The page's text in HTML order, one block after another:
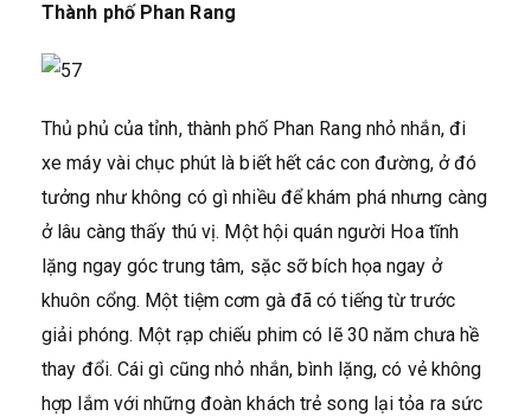
Thành phố Phan Rang
Thủ phủ của tỉnh, thành phố Phan Rang nhỏ nhắn, đi
xe máy vài chục phút là biết hết các con đường, ở đó
tưởng như không có gì nhiều để khám phá nhưng càng
ở lâu càng thấy thú vị. Một hội quán người Hoa tĩnh
lặng ngay góc trung tâm, sặc sỡ bích họa ngay ở
khuôn cổng. Một tiệm cơm gà đã có tiếng từ trước
giải phóng. Một rạp chiếu phim có lẽ 30 năm chưa hề
thay đổi. Cái gì cũng nhỏ nhắn, bình lặng, có vẻ không
hợp lắm với những đoàn khách trẻ song lại tỏa ra sức